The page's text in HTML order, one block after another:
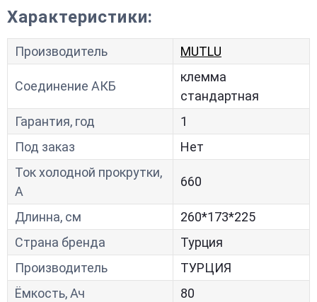
Характеристики:
Производитель MUTLU
Соединение АКБ
клемма
стандартная
Гарантия, год
1
Под заказ
Нет
Ток холодной прокрутки,
A
660
Длинна, см
260*173*225
Страна бренда
Турция
Производитель
ТУРЦИЯ
Ёмкость, Ач
80